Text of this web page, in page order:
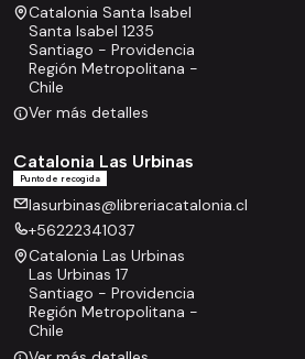
Catalonia Santa Isabel
Santa Isabel 1235
Santiago - Providencia
Región Metropolitana -
Chile
Ver más detalles
Catalonia Las Urbinas
Punto de recogida
lasurbinas@libreriacatalonia.cl
+56222341037
Catalonia Las Urbinas
Las Urbinas 17
Santiago - Providencia
Región Metropolitana -
Chile